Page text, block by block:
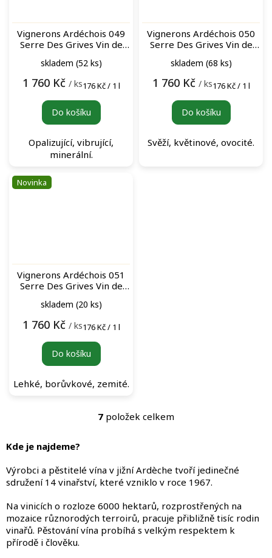
Vignerons Ardéchois 049
Serre Des Grives Vin de
in-box růžové víno
skladem (52 ks)
1 760 Kč / ksMěrná
176 Kč / 1 l
Do košíku
Opalizující, vibrující,
minerální.
Vignerons Ardéchois 050
Serre Des Grives Vin de
bag-in-box bílé víno
skladem (68 ks)
1 760 Kč / ksMěrná
176 Kč / 1 l
Do košíku
Svěží, květinové, ovocité.
Novinka
Vignerons Ardéchois 051
Serre Des Grives Vin de
bag-in-box červené víno
skladem (20 ks)
1 760 Kč / ksMěrná
176 Kč / 1 l
Do košíku
Lehké, borůvkové, zemité.
O
d
a
c
í
p
r
v
7 položek celkem
Kde je najdeme?
Výrobci a pěstitelé vína v jižní Ardèche tvoří jedinečné
sdružení 14 vinařství, které vzniklo v roce 1967.
Na vinicích o rozloze 6000 hektarů, rozprostřených na
mozaice různorodých terroirů, pracuje přibližně tisíc rodin
vinařů. Pěstování vína probíhá s velkým respektem k
přírodě i člověku.